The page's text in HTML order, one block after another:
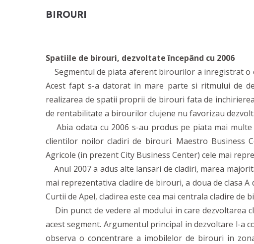
BIROURI
Spatiile de birouri, dezvoltate începând cu 2006
Segmentul de piata aferent birourilor a inregistrat o
Acest fapt s-a datorat in mare parte si ritmului de
realizarea de spatii proprii de birouri fata de
de rentabilitate a birourilor clujene nu favorizau
Abia odata cu 2006 s-au produs pe piata mai
clientilor noilor cladiri de birouri. Maestro Business
Agricole (in prezent City Business Center) cele mai
Anul 2007 a adus alte lansari de cladiri, marea
mai reprezentativa cladire de birouri, a doua de clasa
Curtii de Apel, cladirea este cea mai centrala cladire de
Din punct de vedere al modului in care dezvoltarea
acest segment. Argumentul principal in dezvoltare l-
observa o concentrare a imobilelor de birouri in